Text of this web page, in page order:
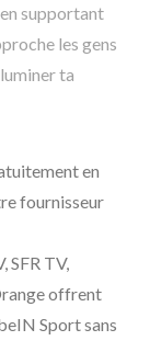
supportant
les gens
ta
en
fournisseur
SFR TV,
offrent
Sport sans